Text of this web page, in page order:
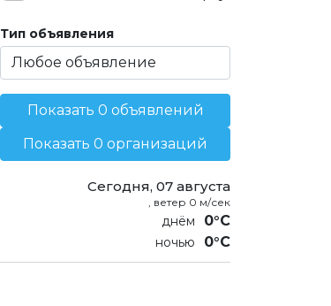
Тип объявления
Показать 0 объявлений
Показать 0 организаций
Сегодня, 07 августа
, ветер 0 м/сек
0°C
0°C